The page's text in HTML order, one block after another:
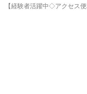
【経験者活躍中◇アクセス